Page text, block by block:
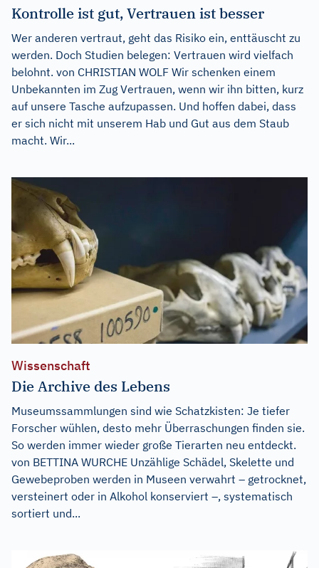
Kontrolle ist gut, Vertrauen ist besser
Wer anderen vertraut, geht das Risiko ein, enttäuscht zu
werden. Doch Studien belegen: Vertrauen wird vielfach
belohnt. von CHRISTIAN WOLF Wir schenken einem
Unbekannten im Zug Vertrauen, wenn wir ihn bitten, kurz
auf unsere Tasche aufzupassen. Und hoffen dabei, dass
er sich nicht mit unserem Hab und Gut aus dem Staub
macht. Wir...
Wissenschaft
Die Archive des Lebens
Museumssammlungen sind wie Schatzkisten: Je tiefer
Forscher wühlen, desto mehr Überraschungen finden sie.
So werden immer wieder große Tierarten neu entdeckt.
von BETTINA WURCHE Unzählige Schädel, Skelette und
Gewebeproben werden in Museen verwahrt – getrocknet,
versteinert oder in Alkohol konserviert –, systematisch
sortiert und...